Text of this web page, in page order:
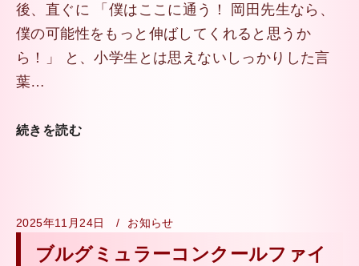
後、直ぐに 「僕はここに通う！ 岡田先生なら、
僕の可能性をもっと伸ばしてくれると思うか
ら！」 と、小学生とは思えないしっかりした言
葉…
続きを読む
2025年11月24日 お知らせ
ブルグミュラーコンクールファイ